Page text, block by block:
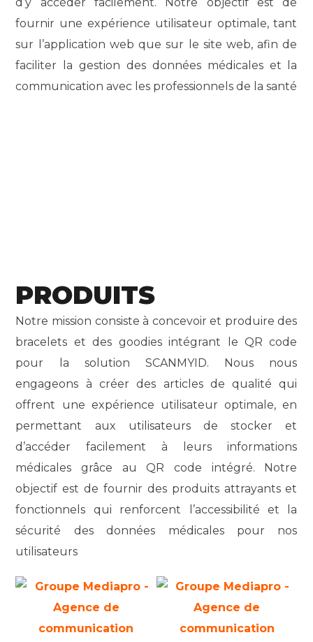
fournir une expérience utilisateur optimale, tant
sur l’application web que sur le site web, afin de
faciliter la gestion des données médicales et la
communication avec les professionnels de la santé
PRODUITS
Notre mission consiste à concevoir et produire des
bracelets et des goodies intégrant le QR code
pour la solution SCANMYID. Nous nous
engageons à créer des articles de qualité qui
offrent une expérience utilisateur optimale, en
permettant aux utilisateurs de stocker et
d’accéder facilement à leurs informations
médicales grâce au QR code intégré. Notre
objectif est de fournir des produits attrayants et
fonctionnels qui renforcent l’accessibilité et la
sécurité des données médicales pour nos
utilisateurs